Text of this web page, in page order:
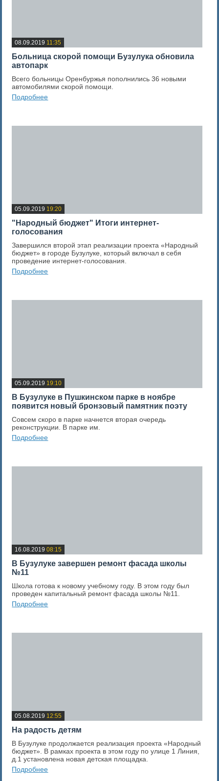
08.09.2019 11:35
Больница скорой помощи Бузулука обновила
автопарк
Всего больницы Оренбуржья пополнились 36 новыми
автомобилями скорой помощи.
Подробнее
05.09.2019 19:20
"Народный бюджет" Итоги интернет-
голосования
Завершился второй этап реализации проекта «Народный
бюджет» в городе Бузулуке, который включал в себя
проведение интернет-голосования.
Подробнее
05.09.2019 19:10
В Бузулуке в Пушкинском парке в ноябре
появится новый бронзовый памятник поэту
Совсем скоро в парке начнется вторая очередь
реконструкции. В парке им.
Подробнее
16.08.2019 08:15
В Бузулуке завершен ремонт фасада школы
№11
Школа готова к новому учебному году. В этом году был
проведен капитальный ремонт фасада школы №11.
Подробнее
05.08.2019 12:55
На радость детям
В Бузулуке продолжается реализация проекта «Народный
бюджет». В рамках проекта в этом году по улице 1 Линия,
д.1 установлена новая детская площадка.
Подробнее